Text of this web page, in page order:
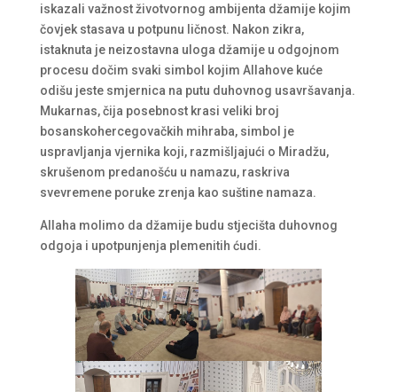
iskazali važnost životvornog ambijenta džamije kojim
čovjek stasava u potpunu ličnost. Nakon zikra,
istaknuta je neizostavna uloga džamije u odgojnom
procesu dočim svaki simbol kojim Allahove kuće
odišu jeste smjernica na putu duhovnog usavršavanja.
Mukarnas, čija posebnost krasi veliki broj
bosanskohercegovačkih mihraba, simbol je
uspravljanja vjernika koji, razmišljajući o Miradžu,
skrušenom predanošću u namazu, raskriva
svevremene poruke zrenja kao suštine namaza.
Allaha molimo da džamije budu stjecišta duhovnog
odgoja i upotpunjenja plemenitih ćudi.